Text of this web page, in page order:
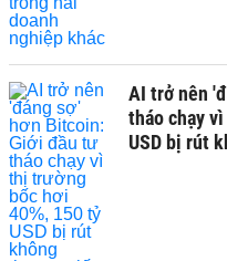
AI trở nên
tháo chạy
USD bị rút